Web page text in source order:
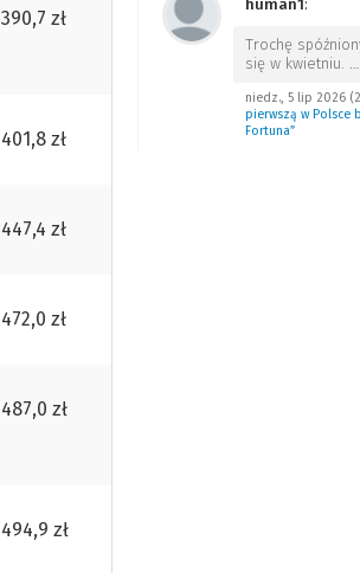
390,7 zł
401,8 zł
447,4 zł
472,0 zł
487,0 zł
494,9 zł
human1:
Trochę
się w kwietniu. …
niedz., 5 lip 2026
pierwszą w Polsce
Fortuna”